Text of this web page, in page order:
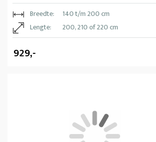
Breedte:
140 t/m 200 cm
Lengte:
200, 210 of 220 cm
929,-